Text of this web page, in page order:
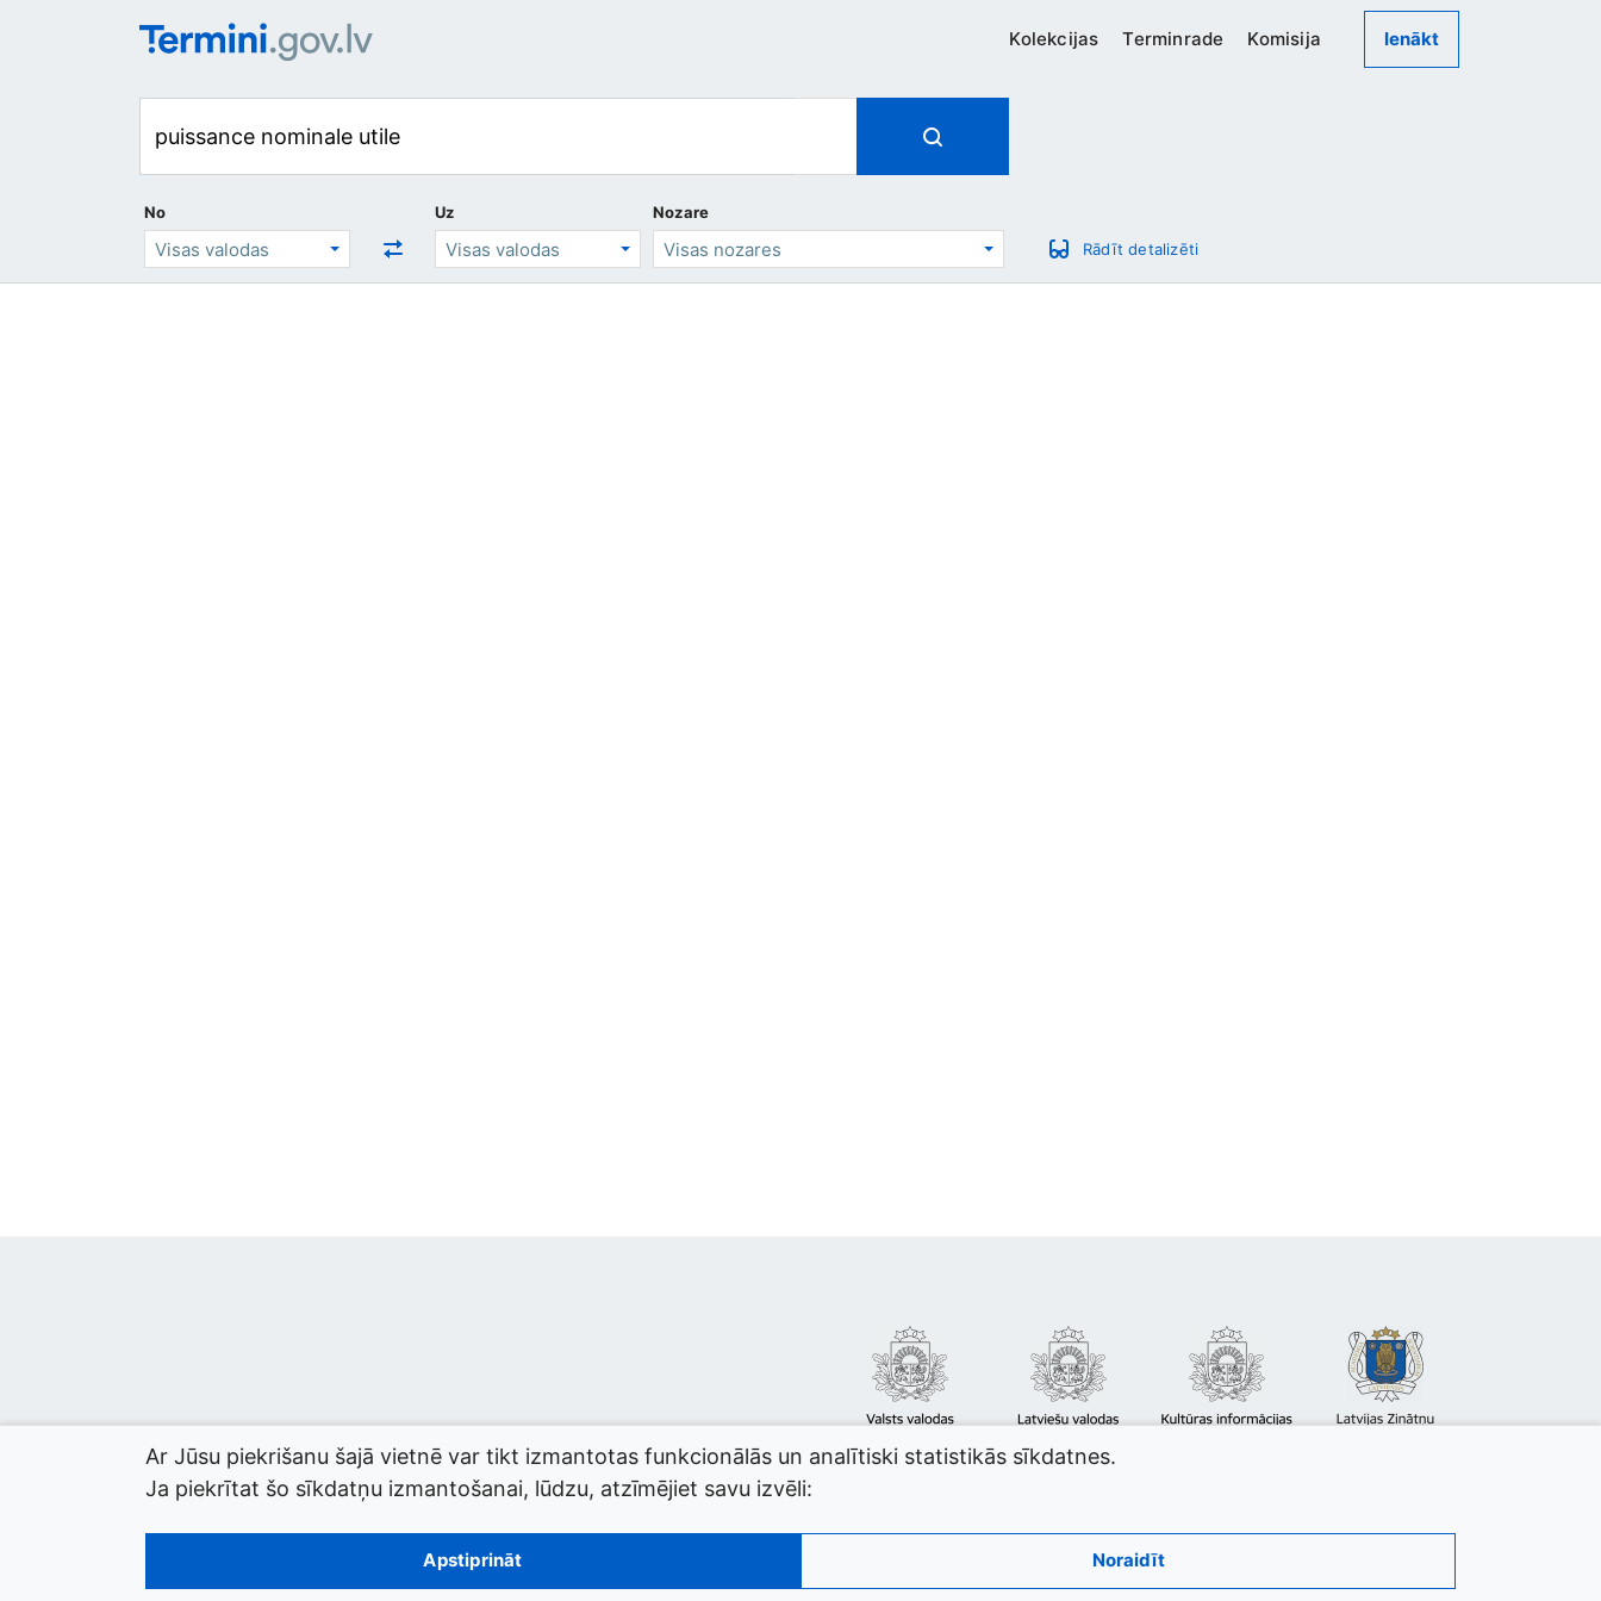
Kolekcijas Terminrade Komisija Ienākt
No Uz
Nozare
Rādīt detalizēti
© 2026 termini.gov.lv. Izstrādātājs:
Ar Jūsu piekrišanu šajā vietnē var tikt izmantotas funkcionālās un analītiski statistikās sīkdatnes.
Ja piekrītat šo sīkdatņu izmantošanai, lūdzu, atzīmējiet savu izvēli:
Apstiprināt Noraidīt